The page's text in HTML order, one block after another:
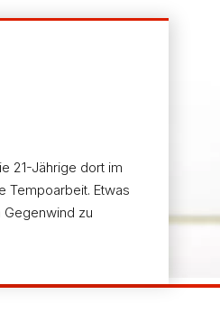
21-Jährige dort im
Tempoarbeit. Etwas
zu